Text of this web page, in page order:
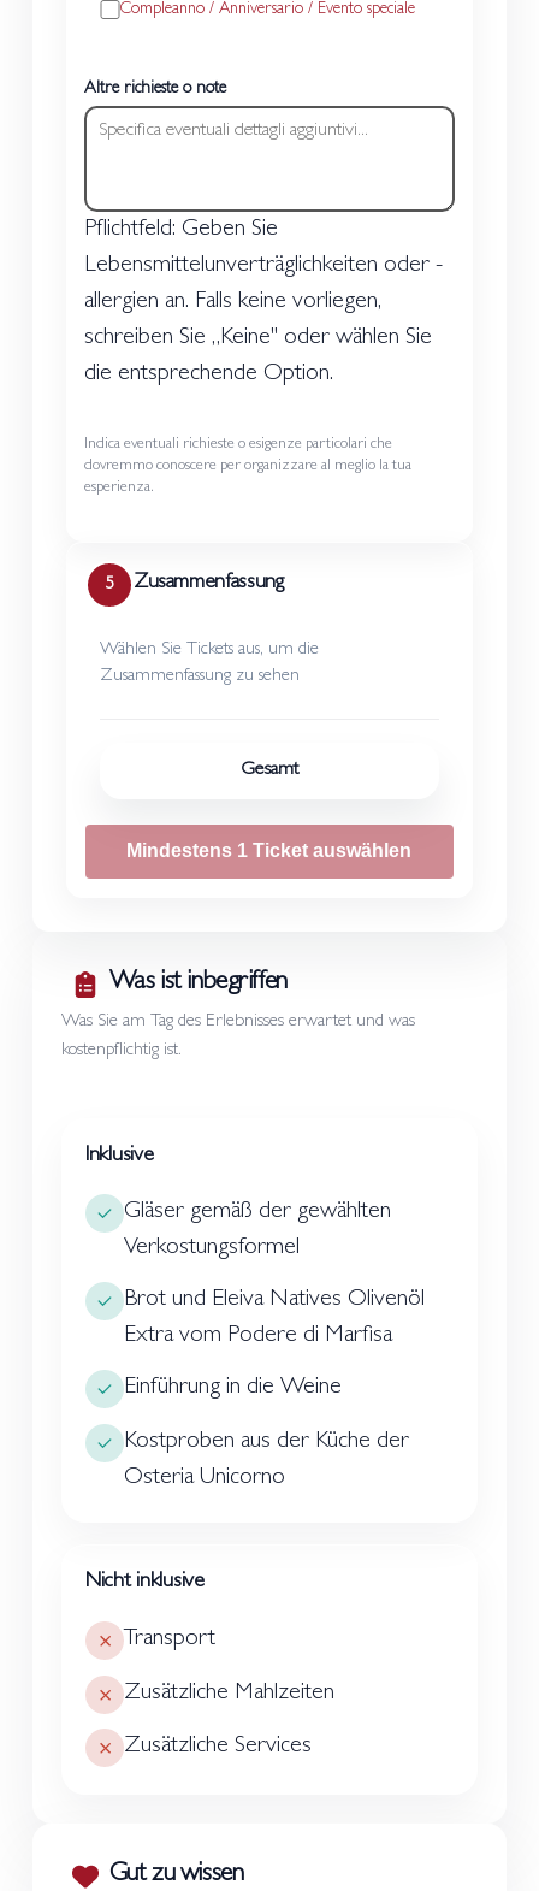
Compleanno / Anniversario / Evento speciale
Altre richieste o note
Pflichtfeld: Geben Sie
Lebensmittelunverträglichkeiten oder -
allergien an. Falls keine vorliegen,
schreiben Sie „Keine" oder wählen Sie
die entsprechende Option.
Indica eventuali richieste o esigenze particolari che
dovremmo conoscere per organizzare al meglio la tua
esperienza.
5 Zusammenfassung
Wählen Sie Tickets aus, um die
Zusammenfassung zu sehen
Gesamt
Mindestens 1 Ticket auswählen
Was ist inbegriffen
Was Sie am Tag des Erlebnisses erwartet und was
kostenpflichtig ist.
Inklusive
Gläser gemäß der gewählten
Verkostungsformel
Brot und Eleiva Natives Olivenöl
Extra vom Podere di Marfisa
Einführung in die Weine
Kostproben aus der Küche der
Osteria Unicorno
Nicht inklusive
Transport
Zusätzliche Mahlzeiten
Zusätzliche Services
Gut zu wissen